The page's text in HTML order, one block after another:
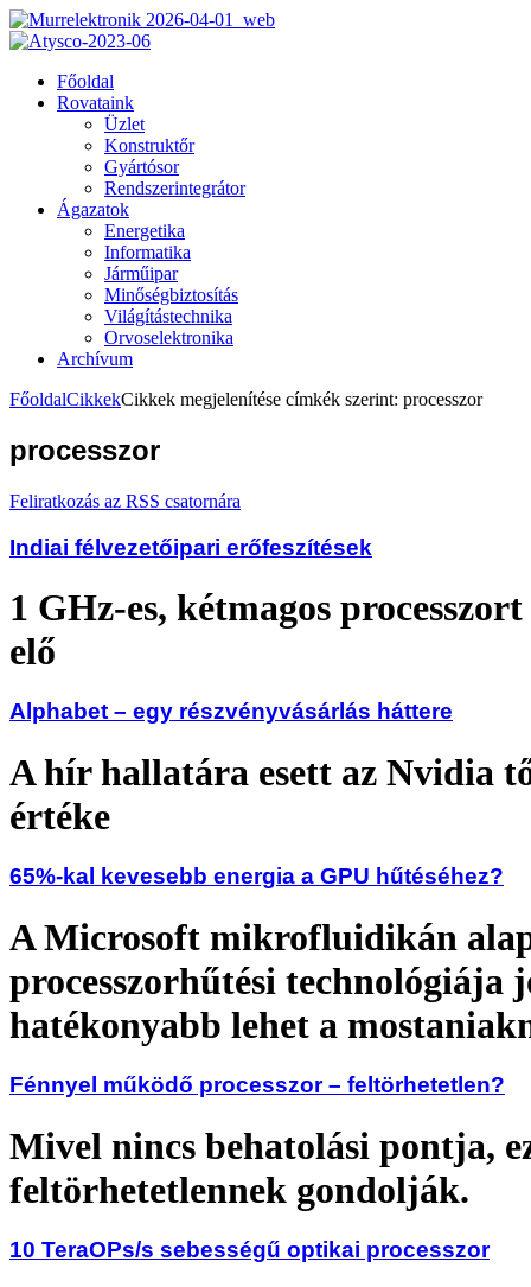
Főoldal
Rovataink
Üzlet
Konstruktőr
Gyártósor
Rendszerintegrátor
Ágazatok
Energetika
Informatika
Járműipar
Minőségbiztosítás
Világítástechnika
Orvoselektronika
Archívum
FőoldalCikkekCikkek megjelenítése címkék szerint: processzor
processzor
Feliratkozás az RSS csatornára
Indiai félvezetőipari erőfeszítések
1 GHz-es, kétmagos
elő
Alphabet – egy részvényvásárlás háttere
A hír hallatára esett az Nvidia
értéke
65%-kal kevesebb energia a GPU hűtéséhez?
A Microsoft mikrofluidikán
processzorhűtési technológiája
hatékonyabb lehet a
Fénnyel működő processzor – feltörhetetlen?
Mivel nincs behatolási pontja,
feltörhetetlennek gondolják.
10 TeraOPs/s sebességű optikai processzor